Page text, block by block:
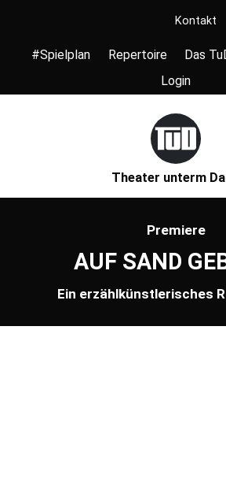
Kontakt
#Spielplan Repertoire Das
Login
Theater unterm
Premiere
AUF SAND
Ein erzählkünstlerisches